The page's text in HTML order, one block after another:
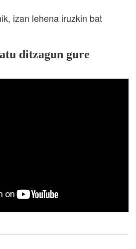
izan lehena iruzkin bat
ditzagun gure